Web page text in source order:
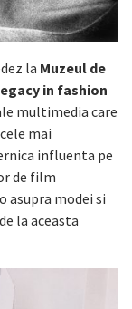
la Muzeul de
in fashion
multimedia care
mai
influenta pe
de film
asupra modei si
la aceasta